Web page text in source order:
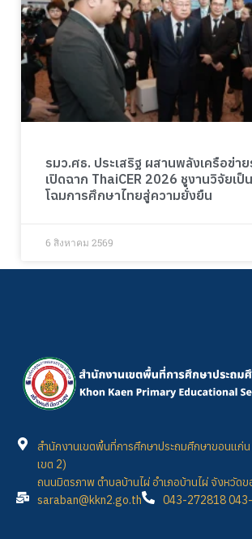
รมว.ศธ. ประเสริฐ ผสานพลังเครือข่าย
เปิดฉาก ThaiCER 2026 ชูงานวิจัยเ
โฉมการศึกษาไทยสู่ความยั่งยืน
6 สิงหาคม 2569
สำนักงานเขตพื้นที่การศึกษาประถมศึกษาขอนแก่
เขต 2)
ถนนมิตรภาพ ตำบลบ้านไผ่ อำเภอบ้านไผ่ จังหวัด
saraban@kkn2.go.th
043-272818